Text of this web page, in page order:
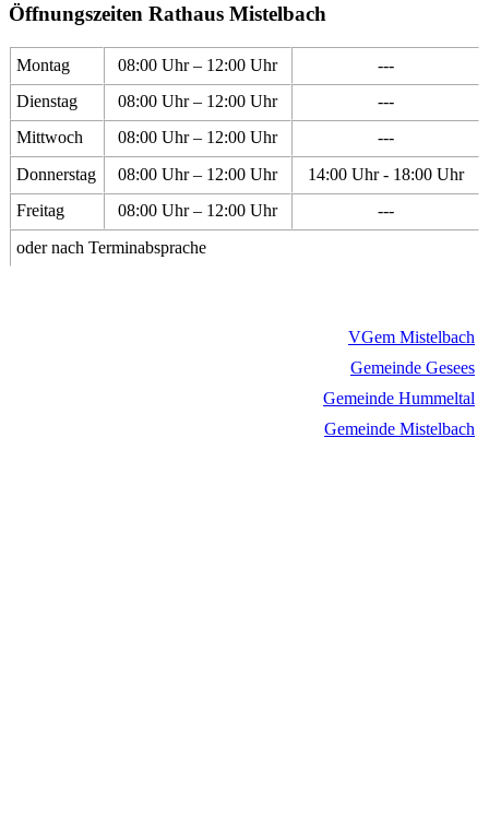
Öffnungszeiten Rathaus Mistelbach
Montag 08:00 Uhr – 12:00 Uhr
---
Dienstag
08:00 Uhr – 12:00 Uhr
---
Mittwoch
08:00 Uhr – 12:00 Uhr
---
Donnerstag
08:00 Uhr – 12:00 Uhr
14:00 Uhr - 18:00 Uhr
Freitag
08:00 Uhr – 12:00 Uhr
---
oder nach Terminabsprache
VGem Mistelbach
Gemeinde Gesees
Gemeinde Hummeltal
Gemeinde Mistelbach